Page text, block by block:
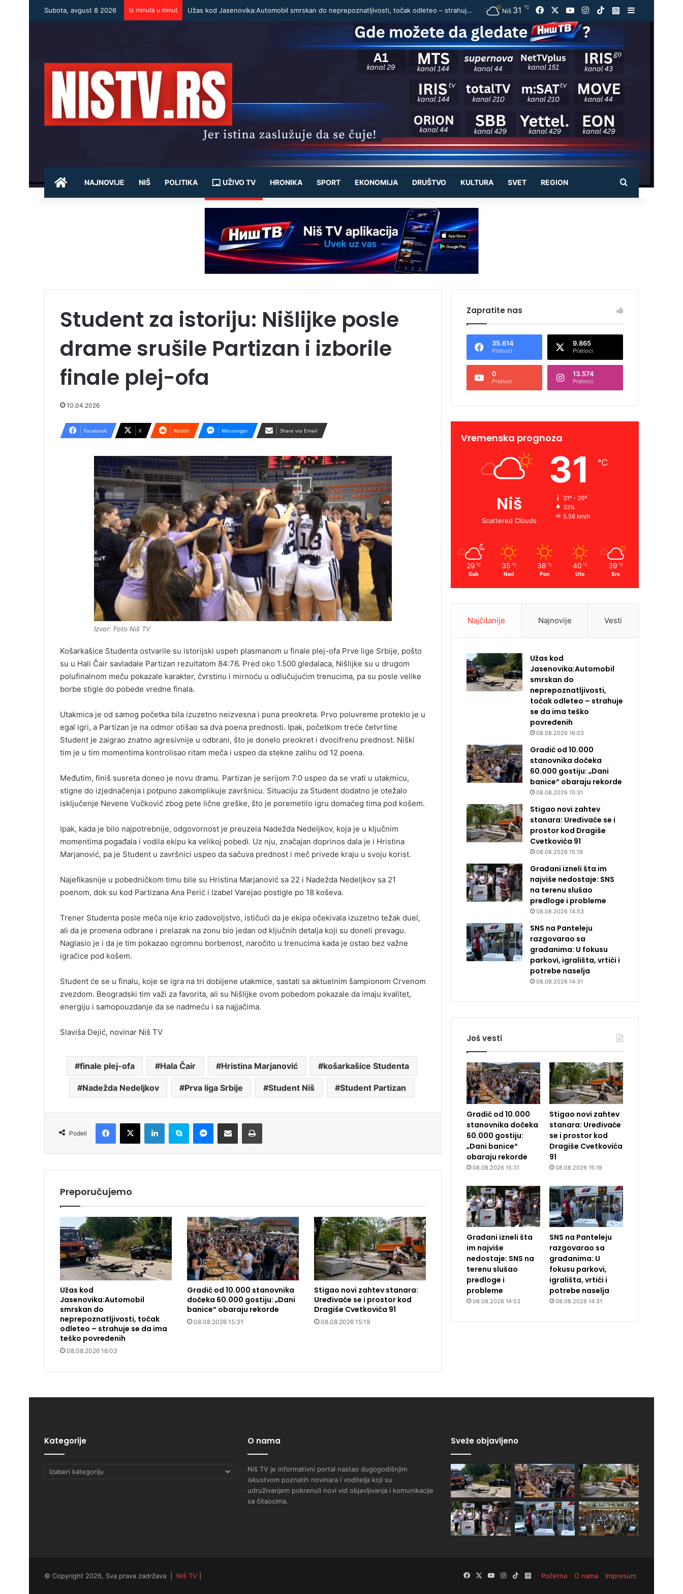
Subota, avgust 8 2026 Iz minuta u minut Užas kod Jasenovika:Automobil smrskan do neprepoznatljivosti, točak odleteo – strahuje se da ima teško povređenih Niš 31 ℃ Facebook YouTubeInstagram
TikTokInstagram
POČETNA
NAJNOVIJE NIŠ POLITIKA UŽIVO TV HRONIKA SPORT EKONOMIJA DRUŠTVO KULTURA SVET REGION Pretraži
Student za istoriju: Nišlijke posle
drame srušile Partizan i izborile
finale plej-ofa
10.04.2026
Facebook X Reddit Messenger Share via Email
Izvor: Foto Niš TV
Košarkašice Studenta ostvarile su istorijski uspeh plasmanom u finale plej-ofa Prve lige Srbije, pošto
su u Hali Čair savladale Partizan rezultatom 84:76. Pred oko 1.500 gledalaca, Nišlijke su u drugom
polufinalnom meču pokazale karakter, čvrstinu i mirnoću u odlučujućim trenucima, pa su posle velike
borbe stigle do pobede vredne finala.
Utakmica je od samog početka bila izuzetno neizvesna i puna preokreta. Prvo poluvreme proteklo je u
egal igri, a Partizan je na odmor otišao sa dva poena prednosti. Ipak, početkom treće četvrtine
Student je zaigrao znatno agresivnije u odbrani, što je donelo preokret i dvocifrenu prednost. Niški
tim je u tim momentima kontrolisao ritam meča i uspeo da stekne zalihu od 12 poena.
Međutim, finiš susreta doneo je novu dramu. Partizan je serijom 7:0 uspeo da se vrati u utakmicu,
stigne do izjednačenja i potpuno zakomplikuje završnicu. Situaciju za Student dodatno je otežalo
isključenje Nevene Vučković zbog pete lične greške, što je poremetilo igru domaćeg tima pod košem.
Ipak, kada je bilo najpotrebnije, odgovornost je preuzela Nadežda Nedeljkov, koja je u ključnim
momentima pogađala i vodila ekipu ka velikoj pobedi. Uz nju, značajan doprinos dala je i Hristina
Marjanović, pa je Student u završnici uspeo da sačuva prednost i meč privede kraju u svoju korist.
Najefikasnije u pobedničkom timu bile su Hristina Marjanović sa 22 i Nadežda Nedeljkov sa 21
poenom, dok su kod Partizana Ana Perić i Izabel Varejao postigle po 18 koševa.
Trener Studenta posle meča nije krio zadovoljstvo, ističući da je ekipa očekivala izuzetno težak duel,
ali da je promena odbrane i prelazak na zonu bio jedan od ključnih detalja koji su doneli prevagu.
Naglasio je i da je tim pokazao ogromnu borbenost, naročito u trenucima kada je ostao bez važne
igračice pod košem.
Student će se u finalu, koje se igra na tri dobijene utakmice, sastati sa aktuelnim šampionom Crvenom
zvezdom. Beogradski tim važi za favorita, ali su Nišlijke ovom pobedom pokazale da imaju kvalitet,
energiju i samopouzdanje da se nadmeću i sa najjačima.
Slaviša Dejić, novinar Niš TV
finale plej-ofa Hala Čair Hristina Marjanović košarkašice Studenta
Nadežda Nedeljkov Prva liga Srbije Student Niš Student Partizan
Podeli
Preporučujemo
Užas kod
Jasenovika:Automobil
smrskan do
neprepoznatljivosti, točak
odleteo – strahuje se da ima
teško povređenih
08.08.2026 16:03
Gradić od 10.000 stanovnika
dočeka 60.000 gostiju: „Dani
banice“ obaraju rekorde
08.08.2026 15:31
Stigao novi zahtev stanara:
Uređivaće se i prostor kod
Dragiše Cvetkovića 91
08.08.2026 15:19
Zapratite nas
35.614
Pratioci
9.865
Pratioci
0
Pratioci
13.574
Pratioci
Vremenska prognoza
Niš
Scattered Clouds
31 ℃
31º - 26º
33%
5.56 km/h
29 ℃
Sub
35 ℃
Ned
38 ℃
Pon
40 ℃
Uto
39 ℃
Sre
Najčitanije Najnovije Vesti
Užas kod
Jasenovika:Automobil
smrskan do
neprepoznatljivosti,
točak odleteo – strahuje
se da ima teško
povređenih
08.08.2026 16:03
Gradić od 10.000
stanovnika dočeka
60.000 gostiju: „Dani
banice“ obaraju rekorde
08.08.2026 15:31
Stigao novi zahtev
stanara: Uređivaće se i
prostor kod Dragiše
Cvetkovića 91
08.08.2026 15:19
Građani izneli šta im
najviše nedostaje: SNS
na terenu slušao
predloge i probleme
08.08.2026 14:53
SNS na Panteleju
razgovarao sa
građanima: U fokusu
parkovi, igrališta, vrtići i
potrebe naselja
08.08.2026 14:31
Još vesti
Gradić od 10.000
stanovnika dočeka
60.000 gostiju:
„Dani banice“
obaraju rekorde
08.08.2026 15:31
Stigao novi zahtev
stanara: Uređivaće
se i prostor kod
Dragiše Cvetkovića
91
08.08.2026 15:19
Građani izneli šta
im najviše
nedostaje: SNS na
terenu slušao
predloge i
probleme
08.08.2026 14:53
SNS na Panteleju
razgovarao sa
građanima: U
fokusu parkovi,
igrališta, vrtići i
potrebe naselja
08.08.2026 14:31
Kategorije
Kategorije
O nama
Niš TV je informativni portal nastao dugogodišnjim
iskustvom poznatih novinara i voditelja koji su
udruživanjem pokrenuli novi vid objavljivanja i komunikacije
sa čitaocima.
Sveže objavljeno
© Copyright 2026, Sva prava zadržava | Niš TV Početna O nama Impresum
FacebookYouTubeInstagram
TikTokInstagram